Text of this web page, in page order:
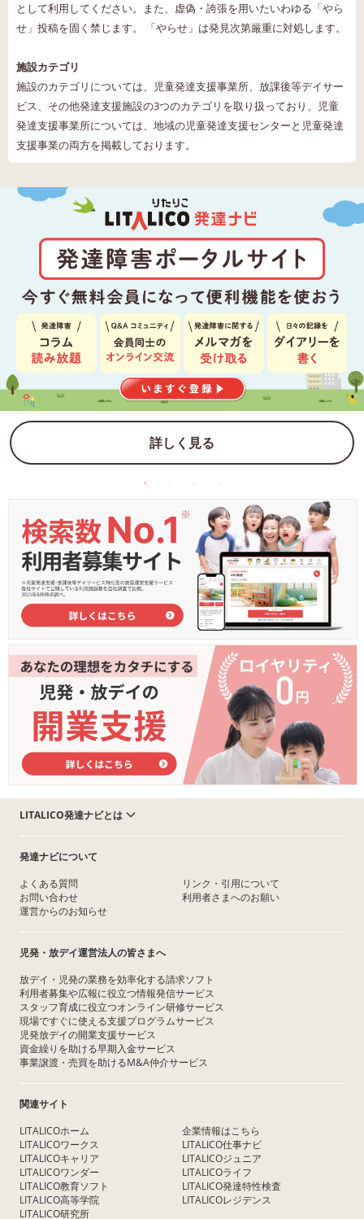
として利用してください。また、虚偽・誇張を用いたいわゆる「やら
せ」投稿を固く禁じます。 「やらせ」は発見次第厳重に対処します。
施設カテゴリ
施設のカテゴリについては、児童発達支援事業所、放課後等デイサー
ビス、その他発達支援施設の3つのカテゴリを取り扱っており、児童
発達支援事業所については、地域の児童発達支援センターと児童発達
支援事業の両方を掲載しております。
詳しく見る
LITALICO発達ナビとは
発達ナビについて
よくある質問
お問い合わせ
運営からのお知らせ
リンク・引用について
利用者さまへのお願い
児発・放デイ運営法人の皆さまへ
放デイ・児発の業務を効率化する請求ソフト
利用者募集や広報に役立つ情報発信サービス
スタッフ育成に役立つオンライン研修サービス
現場ですぐに使える支援プログラムサービス
児発放デイの開業支援サービス
資金繰りを助ける早期入金サービス
事業譲渡・売買を助けるM&A仲介サービス
関連サイト
LITALICOホーム
LITALICOワークス
LITALICOキャリア
LITALICOワンダー
LITALICO教育ソフト
LITALICO高等学院
LITALICO研究所
企業情報はこちら
LITALICO仕事ナビ
LITALICOジュニア
LITALICOライフ
LITALICO発達特性検査
LITALICOレジデンス